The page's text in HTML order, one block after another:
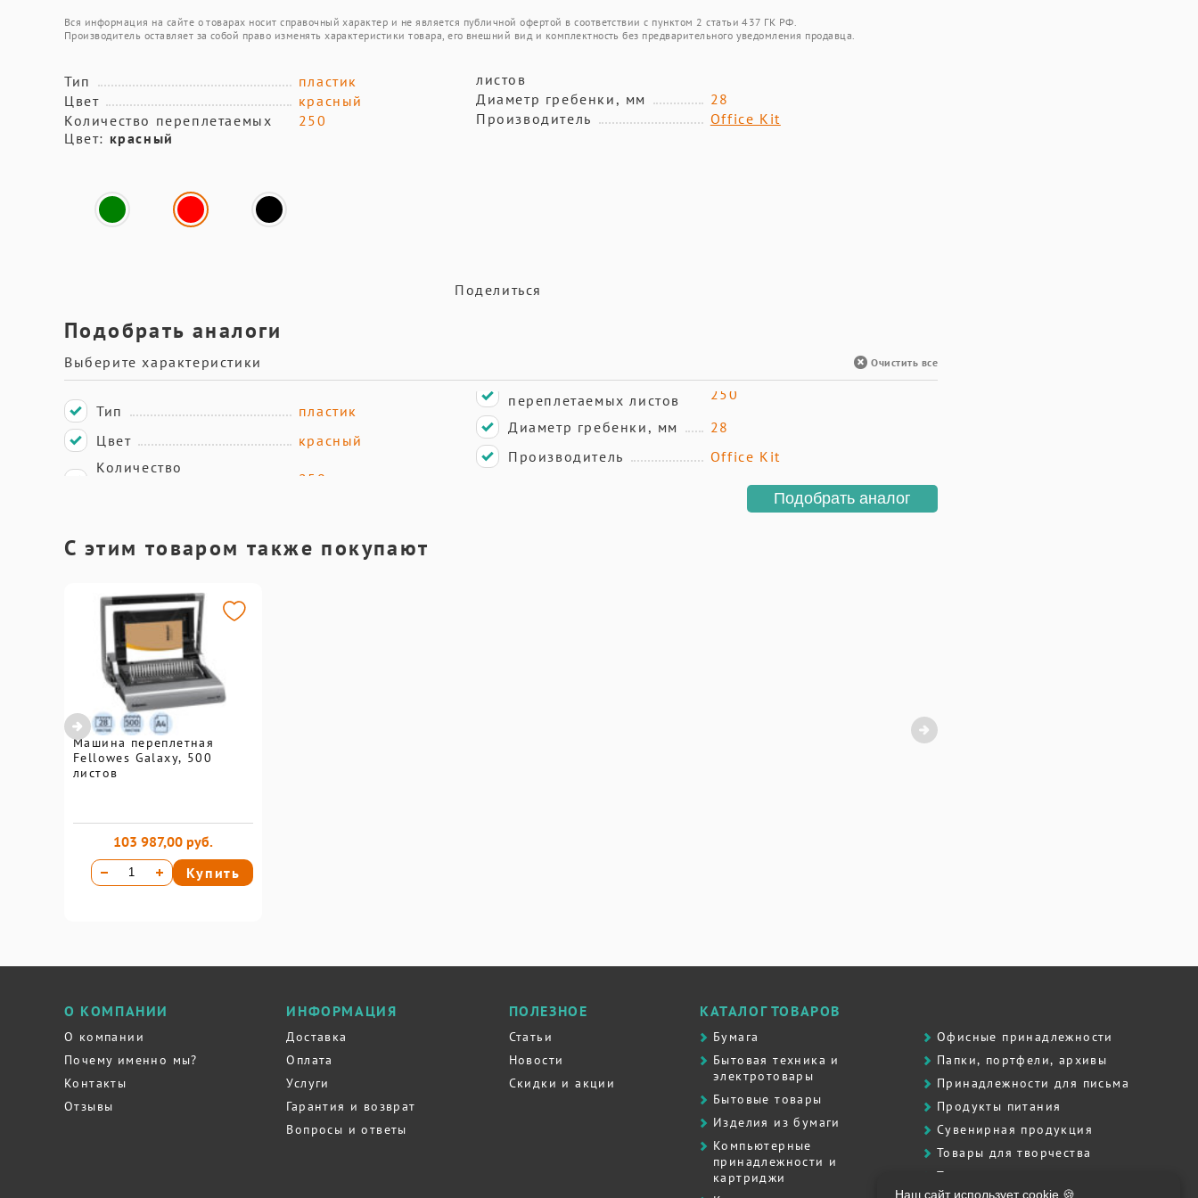
Вся информация на сайте о товарах носит справочный характер и не является публичной офертой в соответствии с пунктом 2 статьи 437 ГК РФ.
Производитель оставляет за собой право изменять характеристики товара, его внешний вид и комплектность без предварительного уведомления продавца.
Тип
пластик
Цвет
красный
Количество переплетаемых
листов
250
Диаметр гребенки, мм
28
Производитель
Office Kit
Цвет: красный
Поделиться
Подобрать аналоги
Выберите характеристики Очистить все
Тип
пластик
Цвет
красный
Количество
переплетаемых листов
250
Диаметр гребенки, мм
28
Производитель
Office Kit
Подобрать аналог
С этим товаром также покупают
Машина переплетная
Fellowes Galaxy, 500
листов
103 987,00 руб.
Купить
О КОМПАНИИ
О компании
Почему именно мы?
Контакты
Отзывы
ИНФОРМАЦИЯ
Доставка
Оплата
Услуги
Гарантия и возврат
Вопросы и ответы
ПОЛЕЗНОЕ
Статьи
Новости
Скидки и акции
КАТАЛОГ ТОВАРОВ
Бумага
Бытовая техника и
электротовары
Бытовые товары
Изделия из бумаги
Компьютерные
принадлежности и
картриджи
Офисные принадлежности
Папки, портфели, архивы
Принадлежности для письма
Продукты питания
Сувенирная продукция
Товары для творчества
Товары для школы
Наш сайт использует cookie 🍪